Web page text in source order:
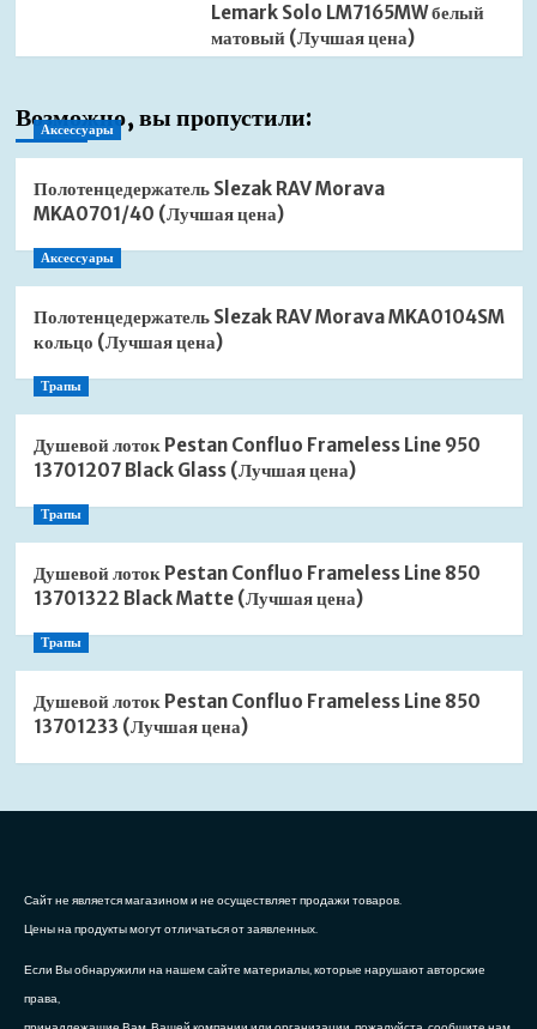
Lemark Solo LM7165MW белый
матовый (Лучшая цена)
Возможно, вы пропустили:
Аксессуары
Полотенцедержатель Slezak RAV Morava
MKA0701/40 (Лучшая цена)
Аксессуары
Полотенцедержатель Slezak RAV Morava MKA0104SM
кольцо (Лучшая цена)
Трапы
Душевой лоток Pestan Confluo Frameless Line 950
13701207 Black Glass (Лучшая цена)
Трапы
Душевой лоток Pestan Confluo Frameless Line 850
13701322 Black Matte (Лучшая цена)
Трапы
Душевой лоток Pestan Confluo Frameless Line 850
13701233 (Лучшая цена)
Сайт не является магазином и не осуществляет продажи товаров.
Цены на продукты могут отличаться от заявленных.
Если Вы обнаружили на нашем сайте материалы, которые нарушают авторские
права,